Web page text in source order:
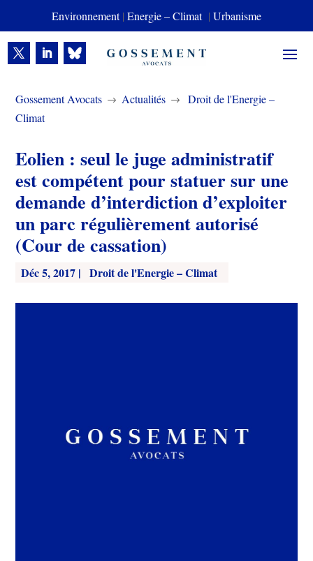
Environnement| Energie – Climat | Urbanisme
Gossement Avocats $ Actualités $
Droit de l'Energie –
Climat
Eolien : seul le juge administratif
est compétent pour statuer sur une
demande d’interdiction d’exploiter
un parc régulièrement autorisé
(Cour de cassation)
Déc 5, 2017 | Droit de l'Energie – Climat